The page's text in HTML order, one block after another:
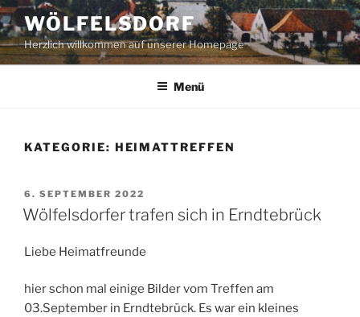
Zum
Inhalt
springen
WÖLFELSDORF
Herzlich willkommen auf unserer Homepage
Menü
KATEGORIE: HEIMATTREFFEN
VERÖFFENTLICHT
AM
6. SEPTEMBER 2022
Wölfelsdorfer trafen sich in Erndtebrück
Liebe Heimatfreunde
hier schon mal einige Bilder vom Treffen am
03.September in Erndtebrück. Es war ein kleines